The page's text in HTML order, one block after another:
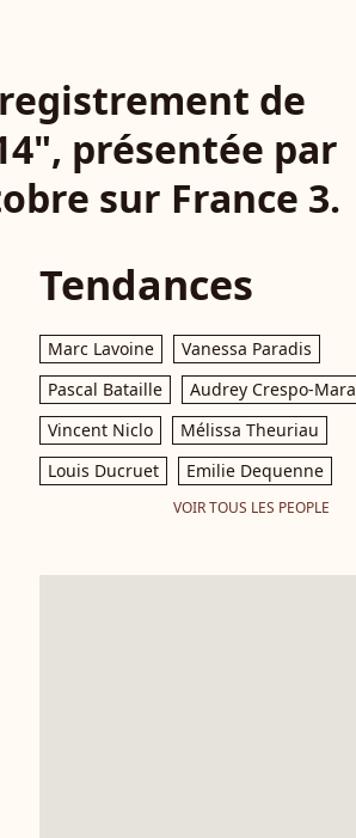
de
présentée par
sur France 3.
Tendances
Marc Lavoine
Vanessa Paradis
Pascal Bataille
Audrey Crespo-Mara
Vincent Niclo
Mélissa Theuriau
Louis Ducruet
Emilie Dequenne
VOIR TOUS LES PEOPLE